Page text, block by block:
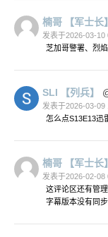
楠哥 【军士长】
发表于2026-03-10
芝加哥警署、烈
SLI 【列兵】
发表于2026-03-09
怎么点S13E13迅
楠哥 【军士长】
发表于2026-02-08
这评论区还有管
字幕版本没有同